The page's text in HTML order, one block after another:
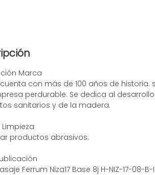
Marca
con más de 100 años de
perdurable. Se dedica al
sanitarios y de la madera.
Limpieza
productos abrasivos.
Ferrum Niza17 Base 8j H-NIZ-17-08-B-I